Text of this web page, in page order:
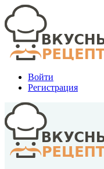
Войти
Регистрация